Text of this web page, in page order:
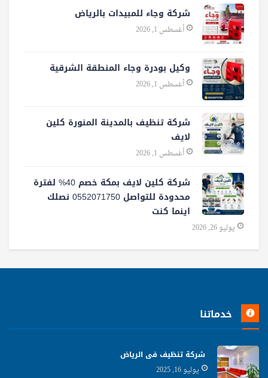
شركة وجاء للمبيدات بالرياض
أغسطس 1, 2026
وكيل بودرة وجاء المنطقة الشرقية
أغسطس 1, 2026
شركة تنظيف بالمدينة المنورة كلين
لايف
أغسطس 1, 2026
شركة كلين لايف بمكة خصم 40% لفترة
محدودة للتواصل 0552071750 نصلك
اينما كنت
يوليو 26, 2026
خدماتنا
شركة تنظيف فى الرياض
يوليو 16, 2025